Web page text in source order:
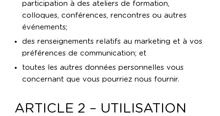
participation à des ateliers de formation,
colloques, conférences, rencontres ou autres
événements;
des renseignements relatifs au marketing et à vos
préférences de communication; et
toutes les autres données personnelles vous
concernant que vous pourriez nous fournir.
ARTICLE 2 – UTILISATION